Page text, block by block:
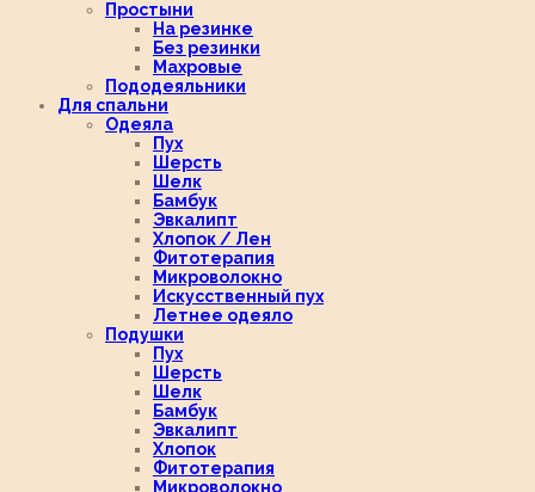
Простыни
На резинке
Без резинки
Махровые
Пододеяльники
Для спальни
Одеяла
Пух
Шерсть
Шелк
Бамбук
Эвкалипт
Хлопок / Лен
Фитотерапия
Микроволокно
Искусственный пух
Летнее одеяло
Подушки
Пух
Шерсть
Шелк
Бамбук
Эвкалипт
Хлопок
Фитотерапия
Микроволокно